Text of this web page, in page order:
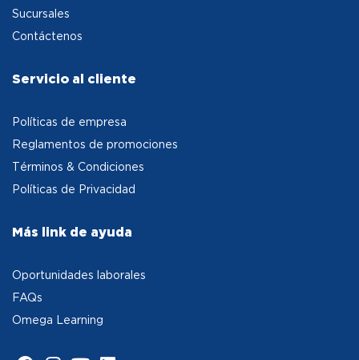
Sucursales
Contáctenos
Servicio al cliente
Políticas de empresa
Reglamentos de promociones
Términos & Condiciones
Políticas de Privacidad
Más link de ayuda
Oportunidades laborales
FAQs
Omega Learning